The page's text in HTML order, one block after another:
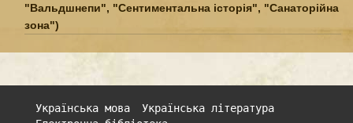
"Вальдшнепи", "Сентиментальна історія", "Санаторійна
зона")
Українська мова
Українська література